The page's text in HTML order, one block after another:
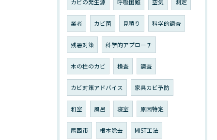
カビの発生源 呼吸困難 空気 測定
業者 カビ菌 見積り 科学的調査
残暑対策 科学的アプローチ
木の柱のカビ 検査 調査
カビ対策アドバイス 家具カビ予防
和室 風呂 寝室 原因特定
尾西市 根本除去 MIST工法